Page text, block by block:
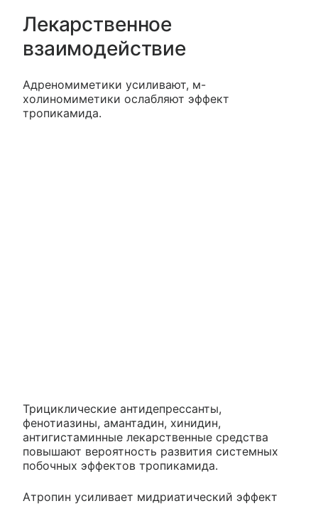
Лекарственное
взаимодействие
Адреномиметики усиливают, м-
холиномиметики ослабляют эффект
тропикамида.
Трициклические антидепрессанты,
фенотиазины, амантадин, хинидин,
антигистаминные лекарственные средства
повышают вероятность развития системных
побочных эффектов тропикамида.
Атропин усиливает мидриатический эффект